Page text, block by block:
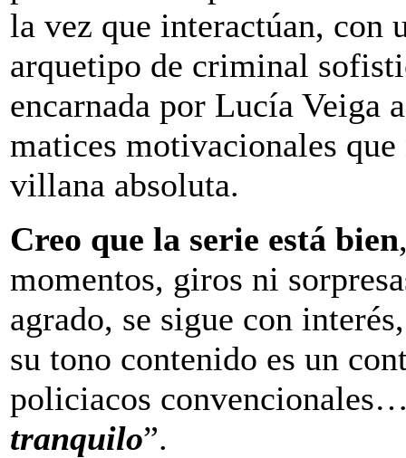
la vez que interactúan, con
arquetipo de criminal
encarnada por Lucía Veiga
matices motivacionales
villana absoluta.
Creo que la serie está bien
momentos, giros ni
agrado, se sigue con
su tono contenido es un
policiacos
tranquilo”.